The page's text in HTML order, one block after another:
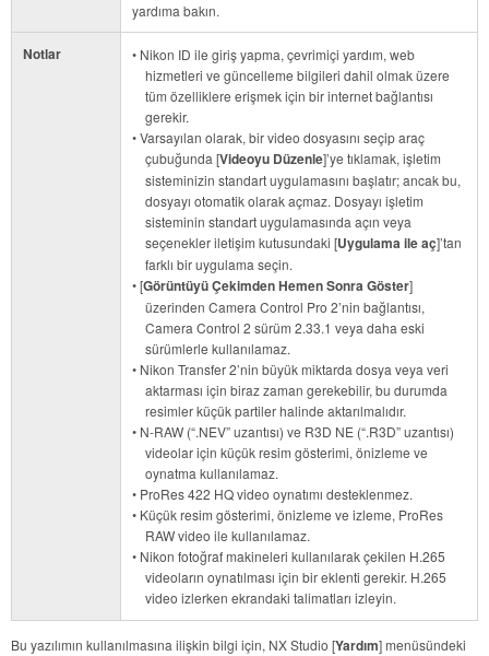
yardıma bakın.
Notlar
• Nikon ID ile giriş yapma, çevrimiçi yardım, web
hizmetleri ve güncelleme bilgileri dahil olmak üzere
tüm özelliklere erişmek için bir internet bağlantısı
gerekir.
• Varsayılan olarak, bir video dosyasını seçip araç
çubuğunda [Videoyu Düzenle]’ye tıklamak, işletim
sisteminizin standart uygulamasını başlatır; ancak bu,
dosyayı otomatik olarak açmaz. Dosyayı işletim
sisteminin standart uygulamasında açın veya
seçenekler iletişim kutusundaki [Uygulama ile aç]’tan
farklı bir uygulama seçin.
• [Görüntüyü Çekimden Hemen Sonra Göster]
üzerinden Camera Control Pro 2’nin bağlantısı,
Camera Control 2 sürüm 2.33.1 veya daha eski
sürümlerle kullanılamaz.
• Nikon Transfer 2’nin büyük miktarda dosya veya veri
aktarması için biraz zaman gerekebilir, bu durumda
resimler küçük partiler halinde aktarılmalıdır.
• N-RAW (“.NEV” uzantısı) ve R3D NE (“.R3D” uzantısı)
videolar için küçük resim gösterimi, önizleme ve
oynatma kullanılamaz.
• ProRes 422 HQ video oynatımı desteklenmez.
• Küçük resim gösterimi, önizleme ve izleme, ProRes
RAW video ile kullanılamaz.
• Nikon fotoğraf makineleri kullanılarak çekilen H.265
videoların oynatılması için bir eklenti gerekir. H.265
video izlerken ekrandaki talimatları izleyin.
Bu yazılımın kullanılmasına ilişkin bilgi için, NX Studio [Yardım] menüsündeki